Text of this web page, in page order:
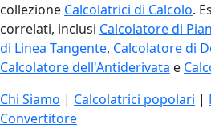
collezione Calcolatrici di Calcolo.
correlati, inclusi Calcolatore di
di Linea Tangente, Calcolatore di
Calcolatore dell'Antiderivata e
Chi Siamo | Calcolatrici popolari |
Convertitore